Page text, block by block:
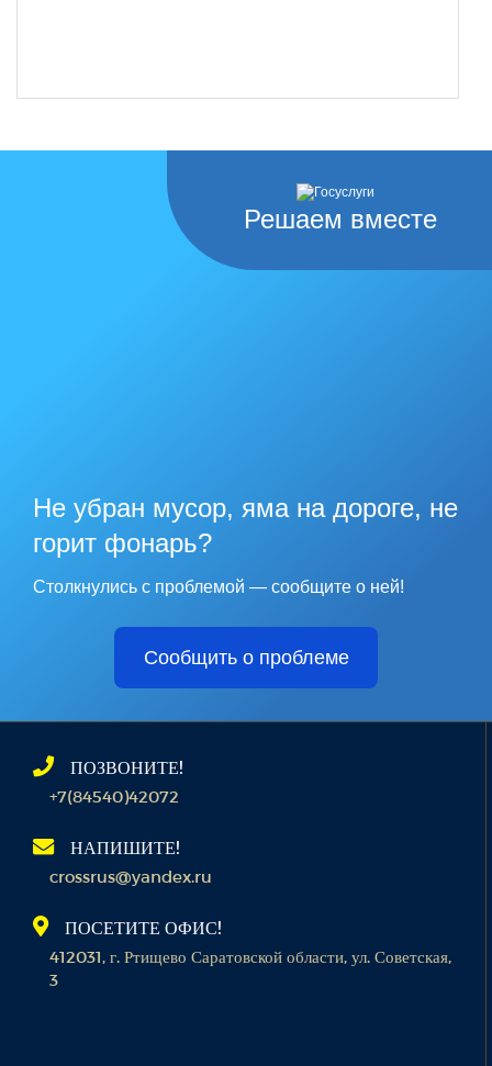
Решаем вместе
Не убран мусор, яма на дороге, не
горит фонарь?
Столкнулись с проблемой — сообщите о ней!
Сообщить о проблеме
ПОЗВОНИТЕ!
+7(84540)42072
НАПИШИТЕ!
crossrus@yandex.ru
ПОСЕТИТЕ ОФИС!
412031, г. Ртищево Саратовской области, ул. Советская,
3